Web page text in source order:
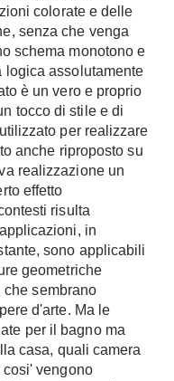
colorate e delle
senza che venga
schema monotono e
logica assolutamente
è un vero e proprio
tocco di stile e di
per realizzare
anche riproposto su
realizzazione un
effetto
risulta
in
sono applicabili
geometriche
sembrano
d'arte. Ma le
per il bagno ma
casa, quali camera
vengono